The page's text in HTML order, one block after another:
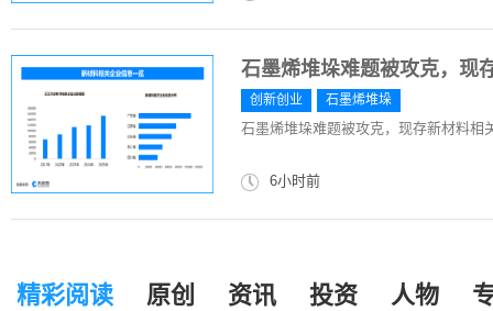
石墨烯堆垛难题被攻克，现
创新创业 石墨烯堆垛
石墨烯堆垛难题被攻克，现存新材料相
6小时前
精彩阅读 原创 资讯 投资 人物